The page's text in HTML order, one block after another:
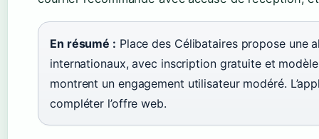
En résumé : Place des Célibataires propose une
internationaux, avec inscription gratuite et
montrent un engagement utilisateur modéré.
compléter l’offre web.